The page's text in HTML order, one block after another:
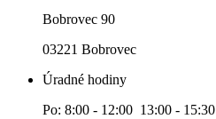
Bobrovec 90
03221 Bobrovec
Úradné hodiny
Po: 8:00 - 12:00 13:00 - 15:30